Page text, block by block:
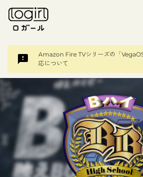
Amazon Fire TVシリーズの「
応について